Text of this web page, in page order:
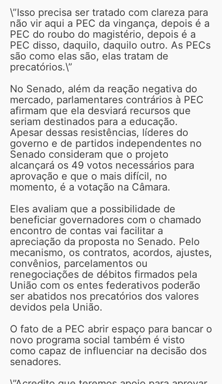
\”Isso precisa ser tratado com clareza para
não vir aqui a PEC da vingança, depois é a
PEC do roubo do magistério, depois é a
PEC disso, daquilo, daquilo outro. As PECs
são como elas são, elas tratam de
precatórios.\”
No Senado, além da reação negativa do
mercado, parlamentares contrários à PEC
afirmam que ela desviará recursos que
seriam destinados para a educação.
Apesar dessas resistências, líderes do
governo e de partidos independentes no
Senado consideram que o projeto
alcançará os 49 votos necessários para
aprovação e que o mais difícil, no
momento, é a votação na Câmara.
Eles avaliam que a possibilidade de
beneficiar governadores com o chamado
encontro de contas vai facilitar a
apreciação da proposta no Senado. Pelo
mecanismo, os contratos, acordos, ajustes,
convênios, parcelamentos ou
renegociações de débitos firmados pela
União com os entes federativos poderão
ser abatidos nos precatórios dos valores
devidos pela União.
O fato de a PEC abrir espaço para bancar o
novo programa social também é visto
como capaz de influenciar na decisão dos
senadores.